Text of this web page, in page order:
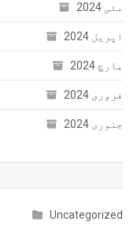
مئی 2024
اپریل 2024
مارچ 2024
فروری 2024
جنوری 2024
Uncategorized